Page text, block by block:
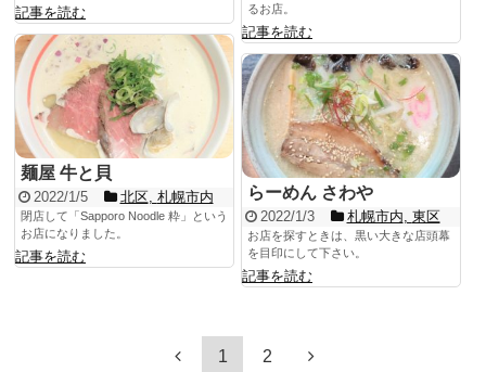
るお店。
記事を読む
記事を読む
麺屋 牛と貝
2022/1/5 北区, 札幌市内
閉店して「Sapporo Noodle 粋」という
お店になりました。
記事を読む
らーめん さわや
2022/1/3 札幌市内 東区
お店を探すときは、黒い大きな店頭幕
を目印にして下さい。
記事を読む
1 2